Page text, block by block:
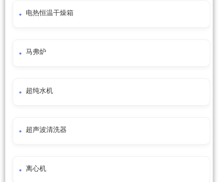
电热恒温干燥箱
马弗炉
超纯水机
超声波清洗器
离心机